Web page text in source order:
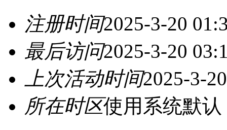
注册时间2025-3-20
最后访问2025-3-20
上次活动时间2025-3-
所在时区使用系统默认